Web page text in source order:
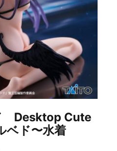
Desktop Cute
ベド〜水着